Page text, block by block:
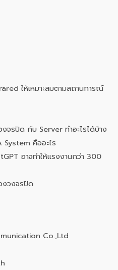
ให้เหมาะสมตามสถานการณ์
จรปิด กับ Server ทำอะไรได้บ้าง
System คืออะไร
อาจทำให้แรงงานกว่า 300
งวงจรปิด
Co.,Ltd